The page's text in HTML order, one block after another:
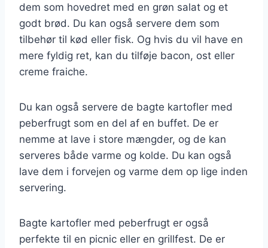
dem som hovedret med en grøn salat og et
godt brød. Du kan også servere dem som
tilbehør til kød eller fisk. Og hvis du vil have en
mere fyldig ret, kan du tilføje bacon, ost eller
creme fraiche.
Du kan også servere de bagte kartofler med
peberfrugt som en del af en buffet. De er
nemme at lave i store mængder, og de kan
serveres både varme og kolde. Du kan også
lave dem i forvejen og varme dem op lige inden
servering.
Bagte kartofler med peberfrugt er også
perfekte til en picnic eller en grillfest. De er